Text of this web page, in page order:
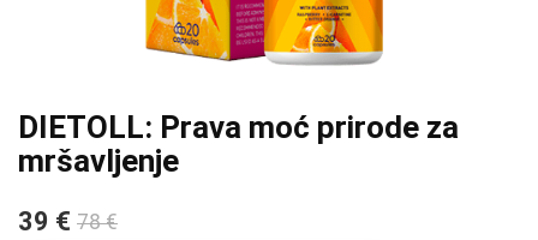
DIETOLL: Prava moć prirode za
mršavljenje
39 € 78 €